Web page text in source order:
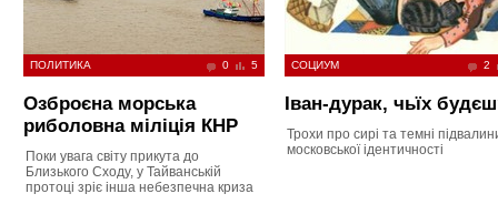
ПОЛИТИКА 0 5
Озброєна морська
риболовна міліція КНР
Поки увага світу прикута до
Близького Сходу, у Тайванській
протоці зріє інша небезпечна криза
СОЦИУМ 2
Іван-дурак, чьїх
Трохи про сирі та темні
московської ідентичності